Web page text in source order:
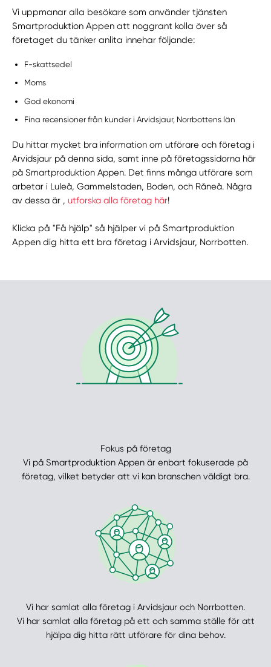
Vi uppmanar alla besökare som använder tjänsten
Smartproduktion Appen att noggrant kolla över så
företaget du tänker anlita innehar följande:
F-skattsedel
Moms
God ekonomi
Fina recensioner från kunder i Arvidsjaur, Norrbottens län
Du hittar mycket bra information om utförare och företag i
Arvidsjaur på denna sida, samt inne på företagssidorna här
på Smartproduktion Appen. Det finns många utförare som
arbetar i Luleå, Gammelstaden, Boden, och Råneå. Några
av dessa är ,utforska alla företag här!
Klicka på "Få hjälp" så hjälper vi på Smartproduktion
Appen dig hitta ett bra företag i Arvidsjaur, Norrbotten.
Fokus på företag
Vi på Smartproduktion Appen är enbart fokuserade på
företag, vilket betyder att vi kan branschen väldigt bra.
Vi har samlat alla företag i Arvidsjaur och Norrbotten.
Vi har samlat alla företag på ett och samma ställe för att
hjälpa dig hitta rätt utförare för dina behov.